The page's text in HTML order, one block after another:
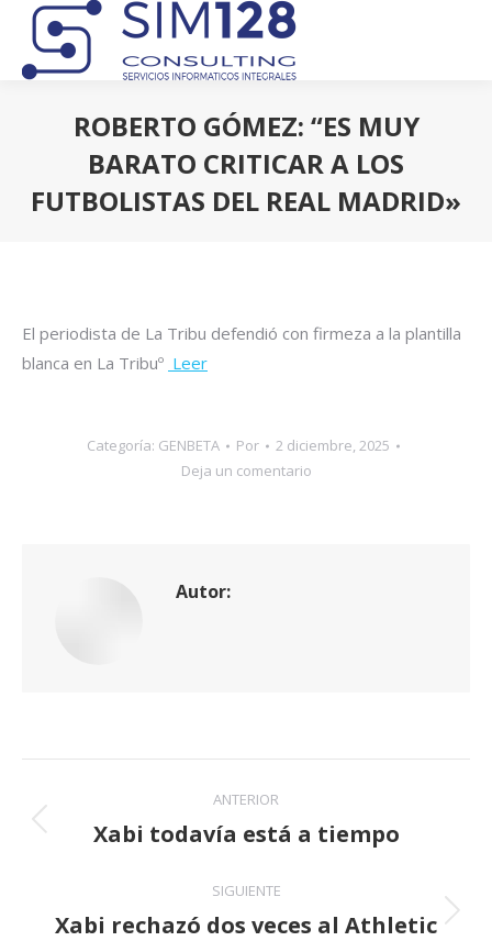
ROBERTO GÓMEZ: “ES MUY
BARATO CRITICAR A LOS
FUTBOLISTAS DEL REAL MADRID»
El periodista de La Tribu defendió con firmeza a la plantilla
blanca en La Tribuº Leer
Categoría: GENBETA Por
2 diciembre, 2025
Deja un comentario
Autor:
Navegación
entre
publicaciones
ANTERIOR
Publicación
Xabi todavía está a tiempo
SIGUIENTE
Publicación
Xabi rechazó dos veces al Athletic